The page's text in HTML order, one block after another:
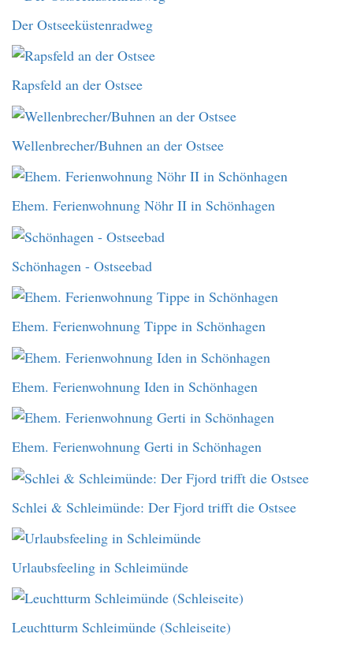
Der Ostseeküstenradweg
Rapsfeld an der Ostsee
Wellenbrecher/Buhnen an der Ostsee
Ehem. Ferienwohnung Nöhr II in Schönhagen
Schönhagen - Ostseebad
Ehem. Ferienwohnung Tippe in Schönhagen
Ehem. Ferienwohnung Iden in Schönhagen
Ehem. Ferienwohnung Gerti in Schönhagen
Schlei & Schleimünde: Der Fjord trifft die Ostsee
Urlaubsfeeling in Schleimünde
Leuchtturm Schleimünde (Schleiseite)